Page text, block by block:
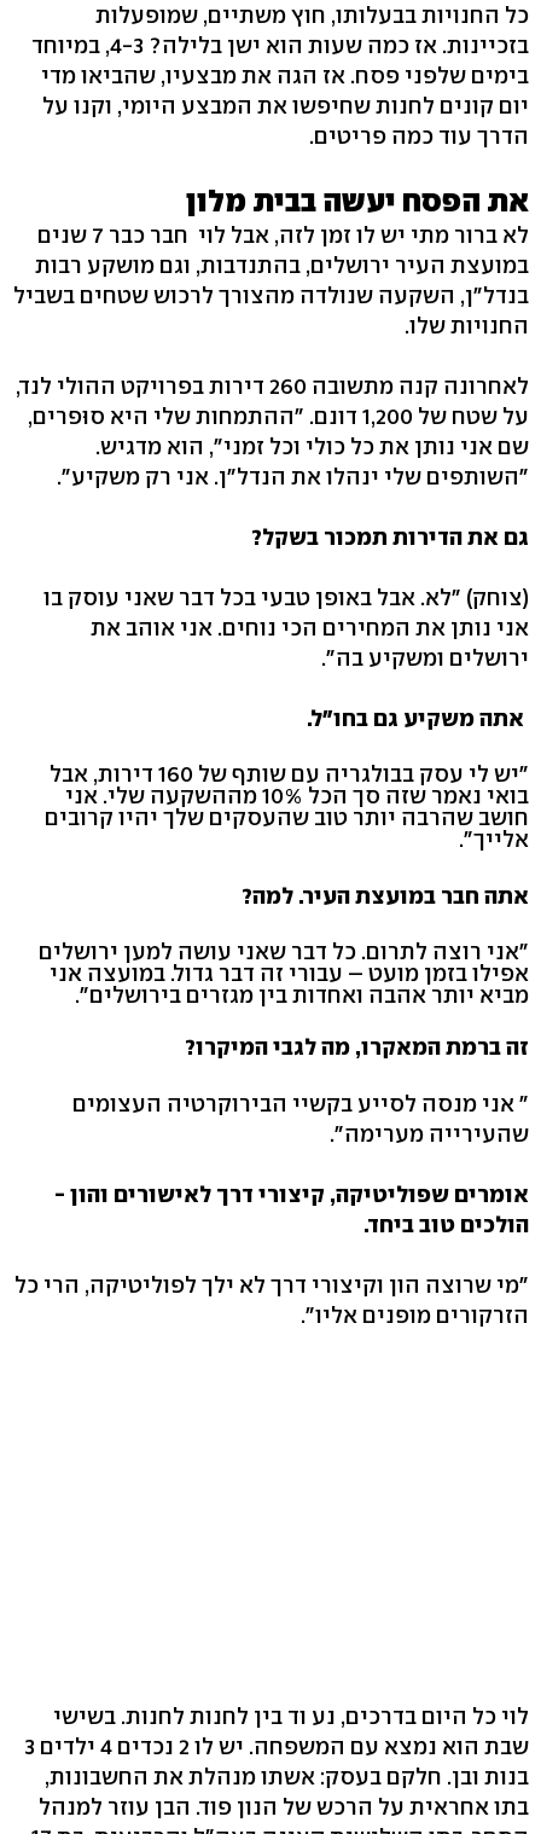
כל החנויות בבעלותו, חוץ משתיים, שמופעלות
בזכיינות. אז כמה שעות הוא ישן בלילה? 4-3, במיוחד
בימים שלפני פסח. אז הגה את מבצעיו, שהביאו מדי
יום קונים לחנות שחיפשו את המבצע היומי, וקנו על
הדרך עוד כמה פריטים.
את הפסח יעשה בבית מלון
לא ברור מתי יש לו זמן לזה, אבל לוי חבר כבר 7 שנים
במועצת העיר ירושלים, בהתנדבות, וגם מושקע רבות
בנדל"ן, השקעה שנולדה מהצורך לרכוש שטחים בשביל
החנויות שלו.
לאחרונה קנה מתשובה 260 דירות בפרויקט ההולי לנד,
על שטח של 1,200 דונם. "ההתמחות שלי היא סוּפרים,
שם אני נותן את כל כולי וכל זמני", הוא מדגיש.
"השותפים שלי ינהלו את הנדל"ן. אני רק משקיע".
גם את הדירות תמכור בשקל?
(צוחק) "לא. אבל באופן טבעי בכל דבר שאני עוסק בו
אני נותן את המחירים הכי נוחים. אני אוהב את
ירושלים ומשקיע בה".
אתה משקיע גם בחו"ל.
"יש לי עסק בבולגריה עם שותף של 160 דירות, אבל
בואי נאמר שזה סך הכל 10% מההשקעה שלי. אני
חושב שהרבה יותר טוב שהעסקים שלך יהיו קרובים
אלייך".
אתה חבר במועצת העיר. למה?
"אני רוצה לתרום. כל דבר שאני עושה למען ירושלים
אפילו בזמן מועט – עבורי זה דבר גדול. במועצה אני
מביא יותר אהבה ואחדות בין מגזרים בירושלים".
זה ברמת המאקרו, מה לגבי המיקרו?
" אני מנסה לסייע בקשיי הבירוקרטיה העצומים
שהעירייה מערימה".
אומרים שפוליטיקה, קיצורי דרך לאישורים והון -
הולכים טוב ביחד.
"מי שרוצה הון וקיצורי דרך לא ילך לפוליטיקה, הרי כל
הזרקורים מופנים אליו".
לוי כל היום בדרכים, נע וד בין לחנות לחנות. בשישי
שבת הוא נמצא עם המשפחה. יש לו 2 נכדים 4 ילדים 3
בנות ובן. חלקם בעסק: אשתו מנהלת את החשבונות,
בתו אחראית על הרכש של הנון פוד. הבן עוזר למנהל